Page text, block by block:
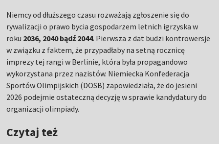
Niemcy od dłuższego czasu rozważają zgłoszenie się do
rywalizacji o prawo bycia gospodarzem letnich igrzyska w
roku 2036, 2040 bądź 2044. Pierwsza z dat budzi kontrowersje
w związku z faktem, że przypadłaby na setną rocznicę
imprezy tej rangi w Berlinie, która była propagandowo
wykorzystana przez nazistów. Niemiecka Konfederacja
Sportów Olimpijskich (DOSB) zapowiedziała, że do jesieni
2026 podejmie ostateczną decyzję w sprawie kandydatury do
organizacji olimpiady.
Czytaj też